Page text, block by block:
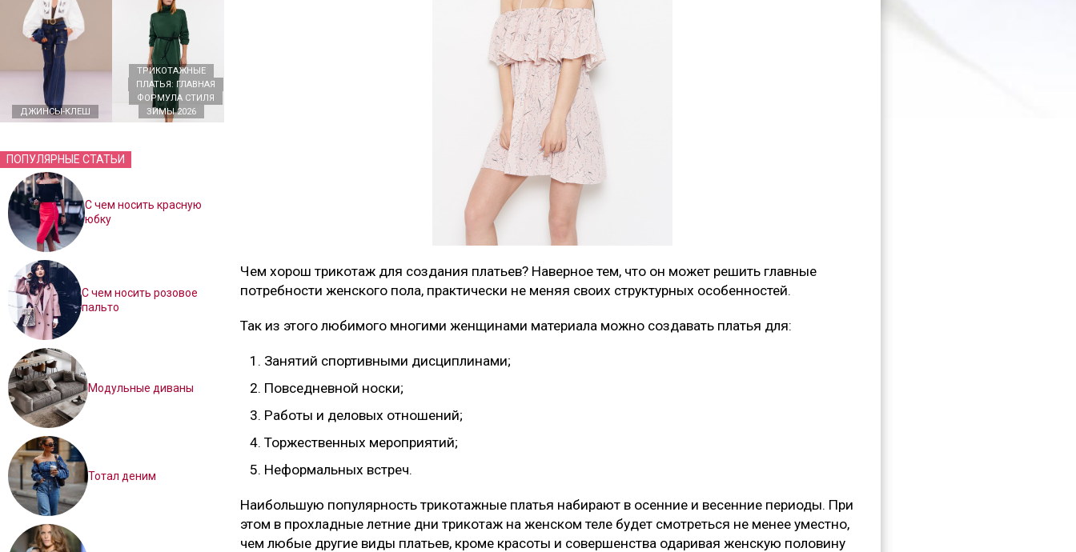
ДЖИНСЫ-КЛЕШ
ТРИКОТАЖНЫЕ
ПЛАТЬЯ: ГЛАВНАЯ
ФОРМУЛА СТИЛЯ
ЗИМЫ 2026
ПОПУЛЯРНЫЕ СТАТЬИ
С чем носить красную
юбку
С чем носить розовое
пальто
Модульные диваны
Тотал деним
Чем хорош трикотаж для создания платьев? Наверное тем, что он может решить главные
потребности женского пола, практически не меняя своих структурных особенностей.
Так из этого любимого многими женщинами материала можно создавать платья для:
Занятий спортивными дисциплинами;
Повседневной носки;
Работы и деловых отношений;
Торжественных мероприятий;
Неформальных встреч.
Наибольшую популярность трикотажные платья набирают в осенние и весенние периоды. При
этом в прохладные летние дни трикотаж на женском теле будет смотреться не менее уместно,
чем любые другие виды платьев, кроме красоты и совершенства одаривая женскую половину